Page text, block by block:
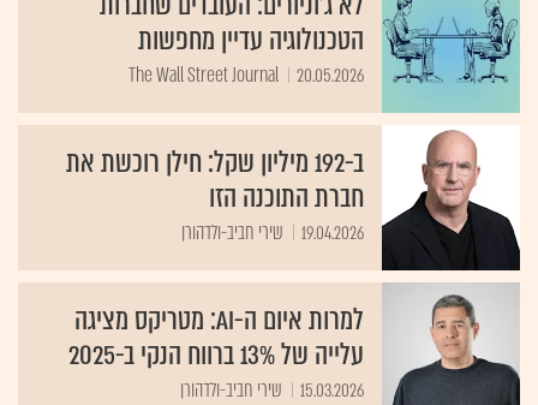
הטכנולוגיה עדיין מחפשות
20.05.2026
The Wall Street Journal
ב-192 מיליון שקל: חילן רוכשת את
חברת התוכנה הזו
19.04.2026 שירי חביב-ולדהורן
למרות איום ה-AI: מטריקס מציגה
עלייה של 13% ברווח הנקי ב-2025
15.03.2026 שירי חביב-ולדהורן